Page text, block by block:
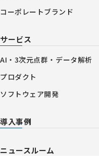
コーポレートブランド
サービス
AI・3次元点群・データ解析
プロダクト
ソフトウェア開発
導入事例
ニュースルーム